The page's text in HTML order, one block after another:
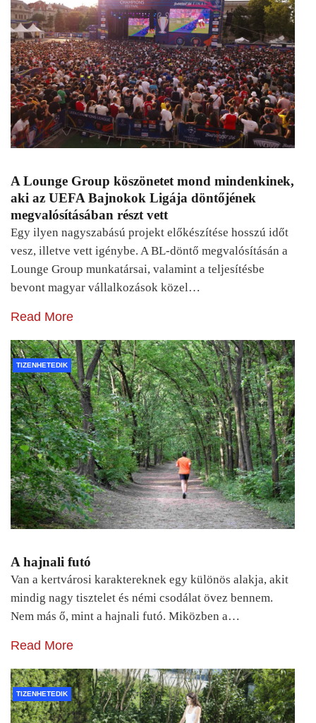
A Lounge Group köszönetet mond mindenkinek,
aki az UEFA Bajnokok Ligája döntőjének
megvalósításában részt vett
Egy ilyen nagyszabású projekt előkészítése hosszú időt
vesz, illetve vett igénybe. A BL-döntő megvalósításán a
Lounge Group munkatársai, valamint a teljesítésbe
bevont magyar vállalkozások közel…
Read More
TIZENHETEDIK
A hajnali futó
Van a kertvárosi karaktereknek egy különös alakja, akit
mindig nagy tisztelet és némi csodálat övez bennem.
Nem más ő, mint a hajnali futó. Miközben a…
Read More
TIZENHETEDIK